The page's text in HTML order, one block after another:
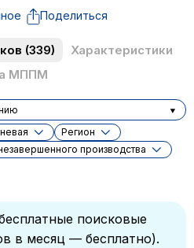
Поделиться
(339)
Характеристики
МППМ
Регион
производства
поисковые
в месяц — бесплатно).